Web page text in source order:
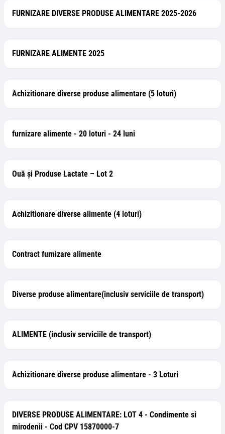
FURNIZARE DIVERSE PRODUSE ALIMENTARE 2025-2026
FURNIZARE ALIMENTE 2025
Achizitionare diverse produse alimentare (5 loturi)
furnizare alimente - 20 loturi - 24 luni
Ouă și Produse Lactate – Lot 2
Achizitionare diverse alimente (4 loturi)
Contract furnizare alimente
Diverse produse alimentare(inclusiv serviciile de transport)
ALIMENTE (inclusiv serviciile de transport)
Achizitionare diverse produse alimentare - 3 Loturi
DIVERSE PRODUSE ALIMENTARE: LOT 4 - Condimente si
mirodenii - Cod CPV 15870000-7